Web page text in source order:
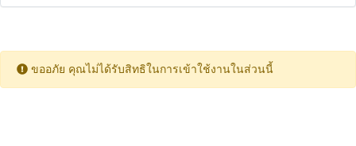
ขออภัย คุณไม่ได้รับสิทธิในการเข้าใช้งานในส่วนนี้